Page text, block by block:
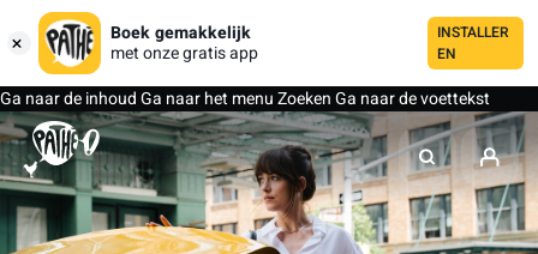
Boek gemakkelijk
met onze gratis app
INSTALLER
EN
Ga naar de inhoudGa naar het menuZoekenGa naar de voettekst